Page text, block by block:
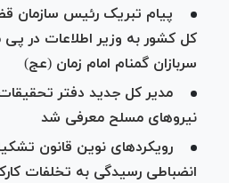
پیام تبریک رئیس سازمان
کل کشور به وزیر اطلاعات در
سربازان گمنام امام زمان (عج)
مدیر کل جدید دفتر
نیروهای مسلح معرفی شد
رویکرد‌های نوین قانون
انضباطی رسیدگی به تخلفات